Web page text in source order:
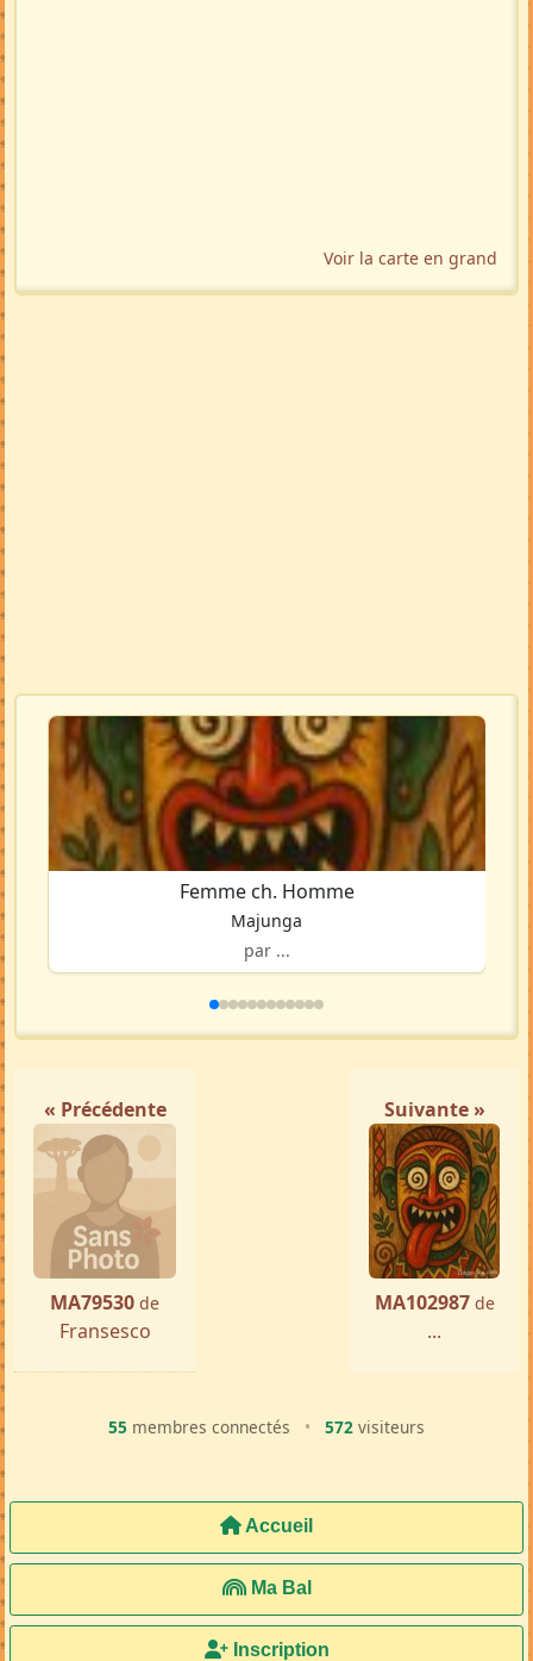
Voir la carte en grand
Femme ch. Homme
Majunga
par ...
« Précédente
MA79530 de
Fransesco
Suivante »
MA102987 de
...
55 membres connectés • 572 visiteurs
Accueil
Ma Bal
Inscription